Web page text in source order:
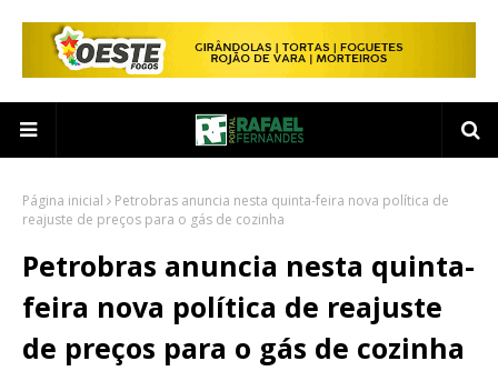
Página inicial
Petrobras anuncia nesta quinta-feira nova política de
reajuste de preços para o gás de cozinha
Petrobras anuncia nesta quinta-
feira nova política de reajuste
de preços para o gás de cozinha